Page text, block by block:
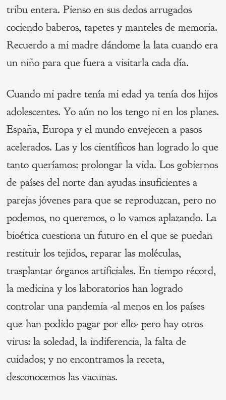
tribu entera. Pienso en sus dedos arrugados
cociendo baberos, tapetes y manteles de memoria.
Recuerdo a mi madre dándome la lata cuando era
un niño para que fuera a visitarla cada día.
Cuando mi padre tenía mi edad ya tenía dos hijos
adolescentes. Yo aún no los tengo ni en los planes.
España, Europa y el mundo envejecen a pasos
acelerados. Las y los científicos han logrado lo que
tanto queríamos: prolongar la vida. Los gobiernos
de países del norte dan ayudas insuficientes a
parejas jóvenes para que se reproduzcan, pero no
podemos, no queremos, o lo vamos aplazando. La
bioética cuestiona un futuro en el que se puedan
restituir los tejidos, reparar las moléculas,
trasplantar órganos artificiales. En tiempo récord,
la medicina y los laboratorios han logrado
controlar una pandemia -al menos en los países
que han podido pagar por ello- pero hay otros
virus: la soledad, la indiferencia, la falta de
cuidados; y no encontramos la receta,
desconocemos las vacunas.